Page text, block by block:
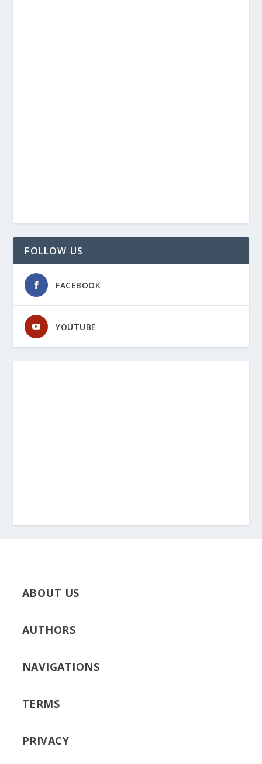
FOLLOW US
FACEBOOK
YOUTUBE
ABOUT US
AUTHORS
NAVIGATIONS
TERMS
PRIVACY